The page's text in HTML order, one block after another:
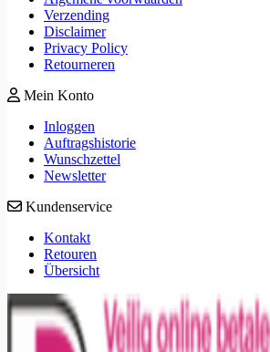
Verzending
Disclaimer
Privacy Policy
Retourneren
Mein Konto
Inloggen
Auftragshistorie
Wunschzettel
Newsletter
Kundenservice
Kontakt
Retouren
Übersicht